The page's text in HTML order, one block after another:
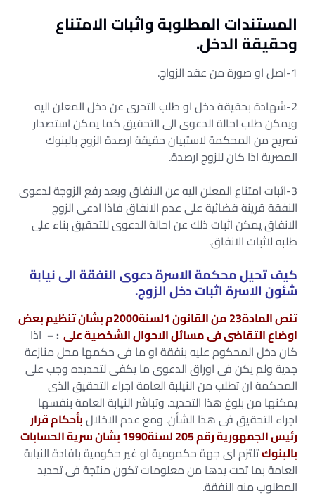
المستندات المطلوبة واثبات الامتناع
وحقيقة الدخل.
1-اصل او صورة من عقد الزواج.
2-شهادة بحقيقة دخل او طلب التحرى عن دخل المعلن اليه
ويمكن طلب احالة الدعوى الى التحقيق كما يمكن استصدار
تصريح من المحكمة لاستبيان حقيقة ارصدة الزوج بالبنوك
المصرية اذا كان للزوج ارصدة.
3-اثبات امتناع المعلن اليه عن الانفاق ويعد رفع الزوجة لدعوى
النفقة قرينة قضائية على عدم الانفاق فاذا ادعى الزوج
الانفاق يمكن اثبات ذلك عن احالة الدعوى للتحقيق بناء على
طلبه لاثبات الانفاق.
كيف تحيل محكمة الاسرة دعوى النفقة الى نيابة
شئون الاسرة اثبات دخل الزوج.
تنص المادة23 من القانون 1لسنة2000م بشان تنظيم بعض
اوضاع التقاضى فى مسائل الاحوال الشخصية على : – اذا
كان دخل المحكوم عليه بنفقة او ما فى حكمها محل منازعة
جدية ولم يكن فى اوراق الدعوى ما يكفى لتحديده وجب على
المحكمة ان تطلب من النيلبة العامة اجراء التحقيق الذى
يمكنها من بلوغ هذا التحديد. وتباشر النيابة العامة بنفسها
اجراء التحقيق فى هذا الشأن. ومع عدم الاخلالبأحكام قرار
رئيس الجمهورية رقم 205 لسنة1990 بشان سرية الحسابات
بالبنوكتلتزم اى جهة حكمومية او غير حكومية بافادة النيابة
العامة بما تحت يدها من معلومات تكون منتجة فى تحديد
المطلوب منه النفقة.